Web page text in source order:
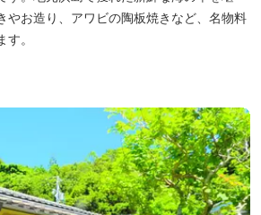
やお造り、アワビの陶板焼きなど、名物料
。